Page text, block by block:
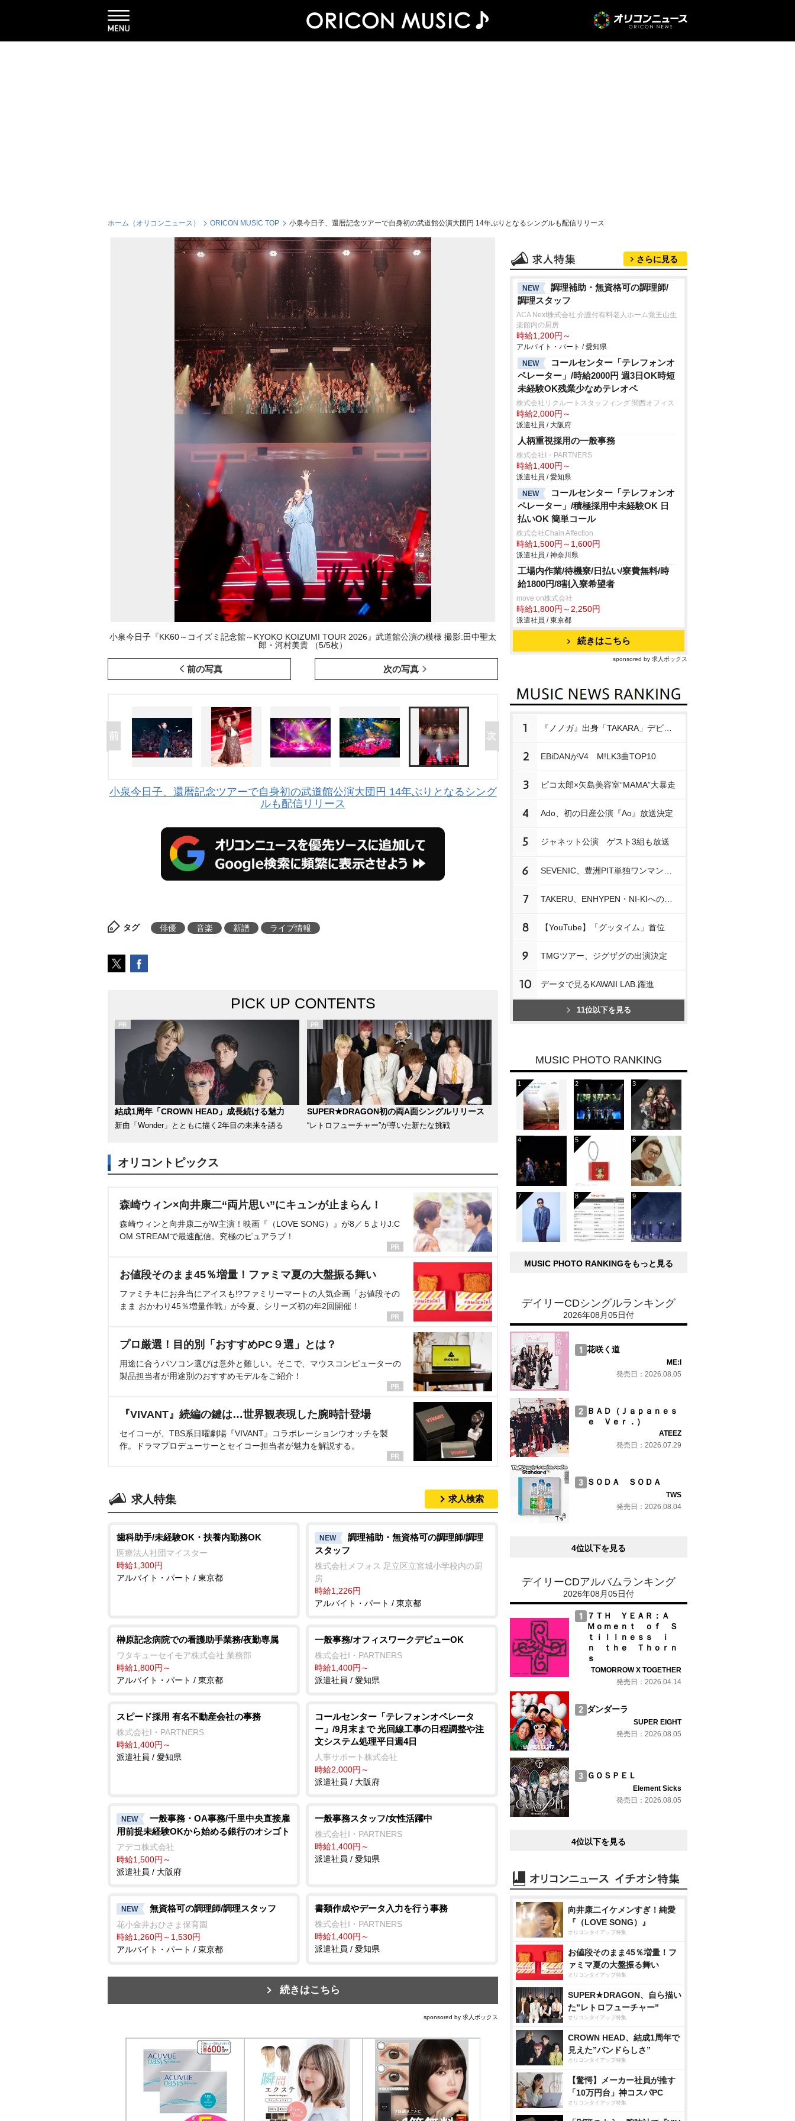
ホーム（オリコンニュース） ORICON MUSIC TOP 小泉今日子、還暦記念ツアーで自身初の武道館公演大団円 14年ぶりとなるシングルも配信リリース
小泉今日子『KK60～コイズミ記念館～KYOKO KOIZUMI TOUR 2026』武道館公演の模様 撮影:田中聖太
郎・河村美貴 （5/5枚）
前の写真 次の写真
小泉今日子、還暦記念ツアーで自身初の武道館公演大団円 14年ぶりとなるシング
ルも配信リリース
タグ 俳優 音楽 新譜 ライブ情報
PICK UP CONTENTS
結成1周年「CROWN HEAD」成長続ける魅力
新曲「Wonder」とともに描く2年目の未来を語る
SUPER★DRAGON初の両A面シングルリリース
“レトロフューチャー”が導いた新たな挑戦
オリコントピックス
森崎ウィン×向井康二“両片思い”にキュンが止まらん！
森崎ウィンと向井康二がW主演！映画『（LOVE SONG）』が8／５よりJ:C
OM STREAMで最速配信。究極のピュアラブ！
お値段そのまま45％増量！ファミマ夏の大盤振る舞い
ファミチキにお弁当にアイスも!?ファミリーマートの人気企画「お値段その
まま おかわり45％増量作戦」が今夏、シリーズ初の年2回開催！
プロ厳選！目的別「おすすめPC９選」とは？
用途に合うパソコン選びは意外と難しい。そこで、マウスコンピューターの
製品担当者が用途別のおすすめモデルをご紹介！
『VIVANT』続編の鍵は…世界観表現した腕時計登場
セイコーが、TBS系日曜劇場『VIVANT』コラボレーションウオッチを製
作。ドラマプロデューサーとセイコー担当者が魅力を解説する。
求人特集 求人検索
歯科助手/未経験OK・扶養内勤務OK
医療法人社団マイスター
時給1,300円
アルバイト・パート / 東京都
NEW
調理補助・無資格可の調理師/調理
スタッフ
株式会社メフォス 足立区立宮城小学校内の厨
房
時給1,226円
アルバイト・パート / 東京都
榊原記念病院での看護助手業務/夜勤専属
ワタキューセイモア株式会社 業務部
時給1,800円～
アルバイト・パート / 東京都
一般事務/オフィスワークデビューOK
株式会社I・PARTNERS
時給1,400円～
派遣社員 / 愛知県
スピード採用 有名不動産会社の事務
株式会社I・PARTNERS
時給1,400円～
派遣社員 / 愛知県
コールセンター「テレフォンオペレータ
ー」/9月末まで 光回線工事の日程調整や注
文システム処理平日週4日
人事サポート株式会社
時給2,000円～
派遣社員 / 大阪府
NEW
一般事務・OA事務/千里中央直接雇
用前提未経験OKから始める銀行のオシゴト
アデコ株式会社
時給1,500円～
派遣社員 / 大阪府
一般事務スタッフ/女性活躍中
株式会社I・PARTNERS
時給1,400円～
派遣社員 / 愛知県
NEW 無資格可の調理師/調理スタッフ
花小金井おひさま保育園
時給1,260円～1,530円
アルバイト・パート / 東京都
書類作成やデータ入力を行う事務
株式会社I・PARTNERS
時給1,400円～
派遣社員 / 愛知県
続きはこちら
sponsored by 求人ボックス
さらに見る
NEW
調理補助・無資格可の調理師/
調理スタッフ
ACA Next株式会社 介護付有料老人ホーム覚王山生
楽館内の厨房
時給1,200円～
アルバイト・パート / 愛知県
NEW
コールセンター「テレフォンオ
ペレーター」/時給2000円 週3日OK時短
未経験OK残業少なめテレオペ
株式会社リクルートスタッフィング 関西オフィス
時給2,000円～
派遣社員 / 大阪府
人柄重視採用の一般事務
株式会社I・PARTNERS
時給1,400円～
派遣社員 / 愛知県
NEW
コールセンター「テレフォンオ
ペレーター」/積極採用中未経験OK 日
払いOK 簡単コール
株式会社Chain Affection
時給1,500円～1,600円
派遣社員 / 神奈川県
工場内作業/待機寮/日払い/寮費無料/時
給1800円/8割入寮希望者
move on株式会社
時給1,800円～2,250円
派遣社員 / 東京都
続きはこちら
sponsored by 求人ボックス
1
2 EBiDANがV4 M!LK3曲TOP10
3 ピコ太郎×矢島美容室“MAMA”大暴走
4 Ado、初の日産公演『Ao』放送決定
5 ジャネット公演 ゲスト3組も放送
6
7
8 【YouTube】「グッタイム」首位
9 TMGツアー、ジグザグの出演決定
10 データで見るKAWAII LAB.躍進
11位以下を見る
MUSIC PHOTO RANKING
MUSIC PHOTO RANKINGをもっと見る
デイリーCDシングルランキング
2026年08月05日付
花咲く道
ME:I
発売日：2026.08.05
ＢＡＤ（Ｊａｐａｎｅｓ
ｅ Ｖｅｒ．）
ATEEZ
発売日：2026.07.29
ＳＯＤＡ ＳＯＤＡ
TWS
発売日：2026.08.04
4位以下を見る
デイリーCDアルバムランキング
2026年08月05日付
７ＴＨ ＹＥＡＲ：Ａ
Ｍｏｍｅｎｔ ｏｆ Ｓ
ｔｉｌｌｎｅｓｓ ｉ
ｎ ｔｈｅ Ｔｈｏｒｎ
ｓ
TOMORROW X TOGETHER
発売日：2026.04.14
ダンダーラ
SUPER EIGHT
発売日：2026.08.05
ＧＯＳＰＥＬ
Element Sicks
発売日：2026.08.05
4位以下を見る
向井康二イケメンすぎ！純愛
『（LOVE SONG）』
オリコンタイアップ特集
お値段そのまま45％増量！フ
ァミマ夏の大盤振る舞い
オリコンタイアップ特集
SUPER★DRAGON、自ら描い
た”レトロフューチャー”
オリコンタイアップ特集
CROWN HEAD、結成1周年で
見えた”バンドらしさ”
オリコンタイアップ特集
【驚愕】メーカー社員が推す
「10万円台」神コスパPC
オリコンタイアップ特集